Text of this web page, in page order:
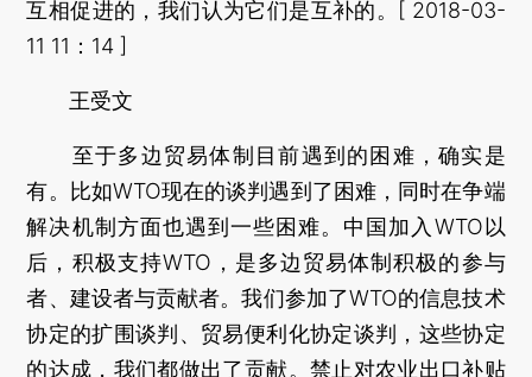
互相促进的，我们认为它们是互补的。[ 2018-03-
11 11：14 ]
王受文
至于多边贸易体制目前遇到的困难，确实是
有。比如WTO现在的谈判遇到了困难，同时在争端
解决机制方面也遇到一些困难。中国加入WTO以
后，积极支持WTO，是多边贸易体制积极的参与
者、建设者与贡献者。我们参加了WTO的信息技术
协定的扩围谈判、贸易便利化协定谈判，这些协定
的达成，我们都做出了贡献。禁止对农业出口补贴